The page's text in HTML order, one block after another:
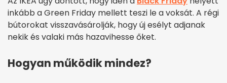
inkább a Green Friday mellett teszi le a voksát. A régi
bútorokat visszavásárolják, hogy új esélyt adjanak
nekik és valaki más hazavihesse őket.
Hogyan működik mindez?